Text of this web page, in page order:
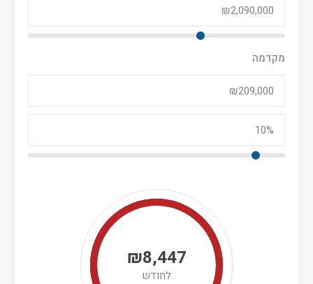
מקדמה
₪8,447
לחודש